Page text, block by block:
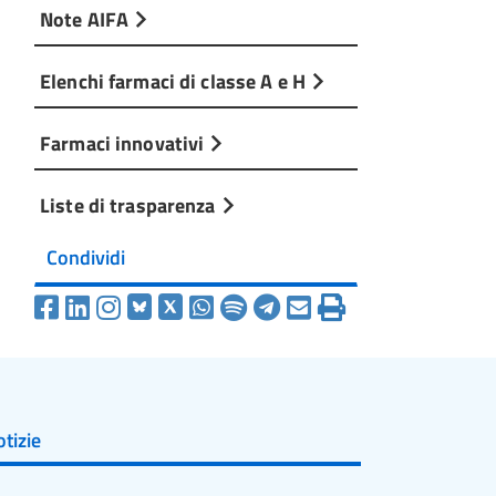
Note AIFA
Elenchi farmaci di classe A e H
Farmaci innovativi
Liste di trasparenza
Condividi